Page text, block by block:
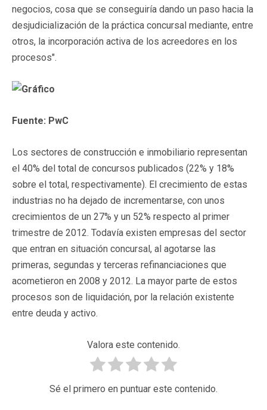
negocios, cosa que se conseguiría dando un paso hacia la
desjudicialización de la práctica concursal mediante, entre
otros, la incorporación activa de los acreedores en los
procesos".
Fuente: PwC
Los sectores de construcción e inmobiliario representan
el 40% del total de concursos publicados (22% y 18%
sobre el total, respectivamente). El crecimiento de estas
industrias no ha dejado de incrementarse, con unos
crecimientos de un 27% y un 52% respecto al primer
trimestre de 2012. Todavía existen empresas del sector
que entran en situación concursal, al agotarse las
primeras, segundas y terceras refinanciaciones que
acometieron en 2008 y 2012. La mayor parte de estos
procesos son de liquidación, por la relación existente
entre deuda y activo.
Valora este contenido.
Sé el primero en puntuar este contenido.